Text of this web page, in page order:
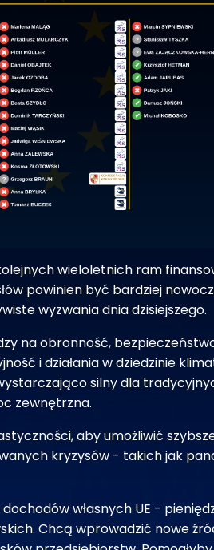
wieloletnich ram
powinien być bardziej
wyzwania dnia dzisiejszego.
na obronność,
i działania w dziedzinie
silny dla
zewnętrzna.
aby umożliwić
kryzysów - takich jak
własnych UE -
Chcą wprowadzić nowe